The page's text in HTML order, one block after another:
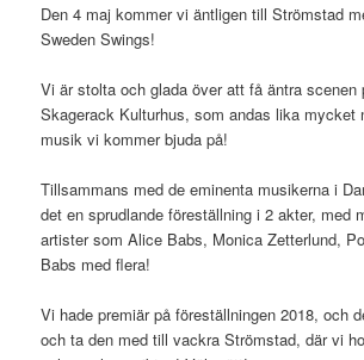
Den 4 maj kommer vi äntligen till Strömstad
Sweden Swings!
Vi är stolta och glada över att få äntra scenen
Skagerack Kulturhus, som andas lika mycket
musik vi kommer bjuda på!
Tillsammans med de eminenta musikerna i
det en sprudlande föreställning i 2 akter, med
artister som Alice Babs, Monica Zetterlund,
Babs med flera!
Vi hade premiär på föreställningen 2018, och
och ta den med till vackra Strömstad, där vi